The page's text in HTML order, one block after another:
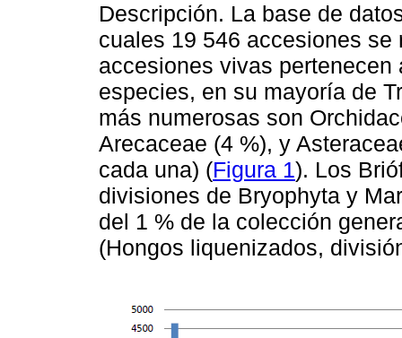
Descripción. La base de
cuales 19 546 accesiones
accesiones vivas
especies, en su mayoría de
más numerosas son
Arecaceae (4 %), y
cada una) (Figura 1). Los
divisiones de Bryophyta y
del 1 % de la colección
(Hongos liquenizados,